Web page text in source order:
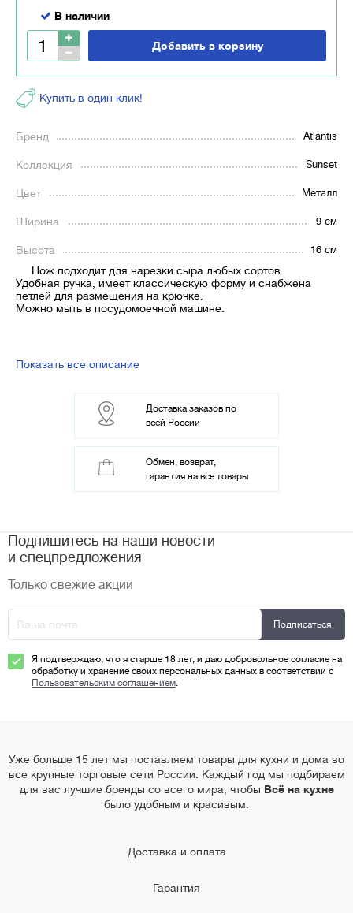
Бренд Atlantis
Коллекция Sunset
Цвет Металл
Ширина 9 см
Высота 16 см
Нож подходит для нарезки сыра любых сортов.
Удобная ручка, имеет классическую форму и снабжена
петлей для размещения на крючке.
Можно мыть в посудомоечной машине.
Показать все описание
Доставка заказов по
всей России
Обмен, возврат,
гарантия на все товары
В наличии
Добавить в корзину
Купить в один клик!
Подпишитесь на наши новости
и спецпредложения
Только свежие акции
Я подтверждаю, что я старше 18 лет, и даю добровольное согласие на
обработку и хранение своих персональных данных в соответствии с
Пользовательским соглашением.
Уже больше 15 лет мы поставляем товары для кухни и дома во
все крупные торговые сети России. Каждый год мы подбираем
для вас лучшие бренды со всего мира, чтобы Всё на кухне
было удобным и красивым.
Доставка и оплата
Гарантия